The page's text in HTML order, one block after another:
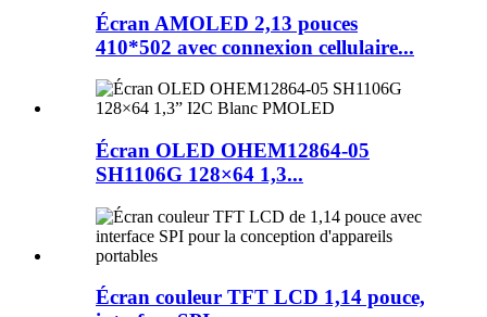
Écran AMOLED 2,13 pouces
410*502 avec connexion cellulaire...
Écran OLED OHEM12864-05
SH1106G 128×64 1,3...
Écran couleur TFT LCD 1,14 pouce,